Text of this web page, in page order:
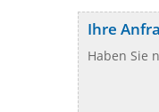
Ihre
Haben Sie